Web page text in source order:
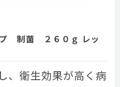
プ 制菌 ２６０ｇ レッ
、衛生効果が高く病